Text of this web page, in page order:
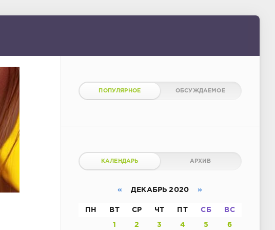
ПОПУЛЯРНОЕ ОБСУЖДАЕМОЕ
КАЛЕНДАРЬ АРХИВ
« ДЕКАБРЬ 2020 »
ПН ВТ СР ЧТ ПТ СБ ВС
1 2 3 4 5 6